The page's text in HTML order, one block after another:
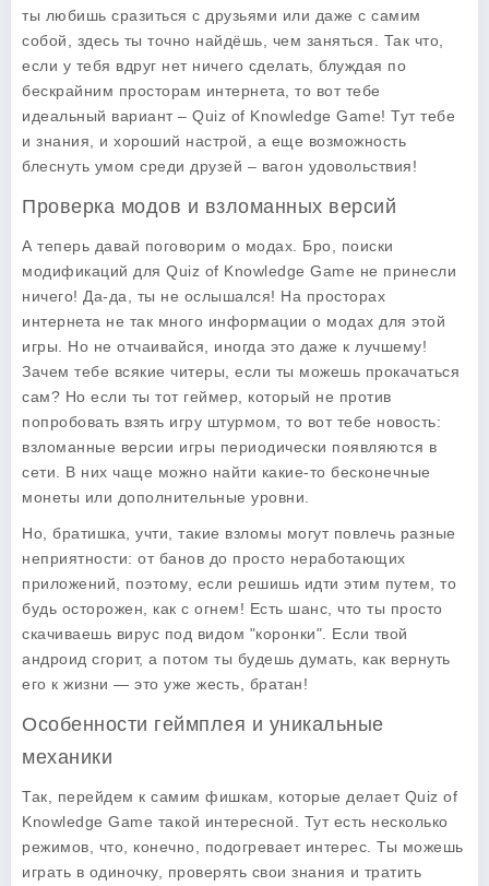
ты любишь сразиться с друзьями или даже с самим
собой, здесь ты точно найдёшь, чем заняться. Так что,
если у тебя вдруг нет ничего сделать, блуждая по
бескрайним просторам интернета, то вот тебе
идеальный вариант – Quiz of Knowledge Game! Тут тебе
и знания, и хороший настрой, а еще возможность
блеснуть умом среди друзей – вагон удовольствия!
Проверка модов и взломанных версий
А теперь давай поговорим о модах. Бро, поиски
модификаций для Quiz of Knowledge Game не принесли
ничего! Да-да, ты не ослышался! На просторах
интернета не так много информации о модах для этой
игры. Но не отчаивайся, иногда это даже к лучшему!
Зачем тебе всякие читеры, если ты можешь прокачаться
сам? Но если ты тот геймер, который не против
попробовать взять игру штурмом, то вот тебе новость:
взломанные версии игры периодически появляются в
сети. В них чаще можно найти какие-то бесконечные
монеты или дополнительные уровни.
Но, братишка, учти, такие взломы могут повлечь разные
неприятности: от банов до просто неработающих
приложений, поэтому, если решишь идти этим путем, то
будь осторожен, как с огнем! Есть шанс, что ты просто
скачиваешь вирус под видом "коронки". Если твой
андроид сгорит, а потом ты будешь думать, как вернуть
его к жизни — это уже жесть, братан!
Особенности геймплея и уникальные
механики
Так, перейдем к самим фишкам, которые делает Quiz of
Knowledge Game такой интересной. Тут есть несколько
режимов, что, конечно, подогревает интерес. Ты можешь
играть в одиночку, проверять свои знания и тратить